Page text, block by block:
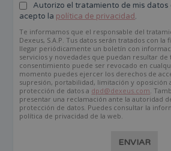
Autorizo el tratamiento de mis
acepto la política de privacidad.
Te informamos que el responsable del
Dexeus, S.A.P. Tus datos serán tratados con la
llegar periódicamente un boletín con
servicios y novedades que puedan resultar de
consentimiento puede ser revocado en
momento puedes ejercer los derechos de
supresión, portabilidad, limitación y oposición
protección de datos a dpd@dexeus.com.
presentar una reclamación ante la autoridad
protección de datos. Puedes consultar la
política de privacidad de la web.
ENVIAR